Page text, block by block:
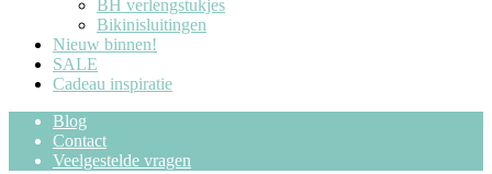
BH verlengstukjes
Bikinisluitingen
Nieuw binnen!
SALE
Cadeau inspiratie
Blog
Contact
Veelgestelde vragen